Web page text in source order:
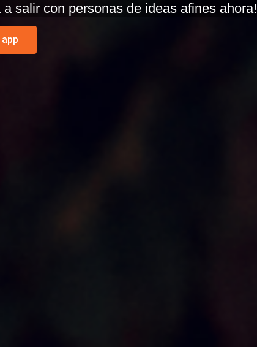
a salir con personas de ideas afines ahora!